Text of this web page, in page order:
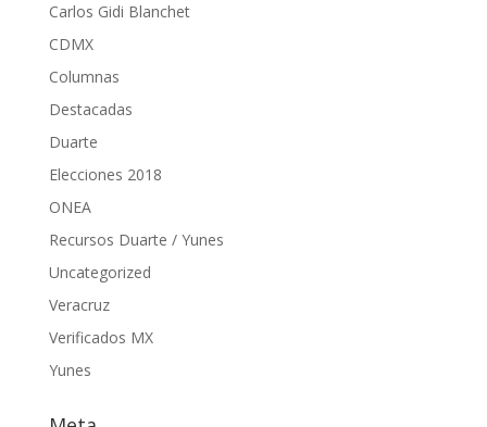
Carlos Gidi Blanchet
CDMX
Columnas
Destacadas
Duarte
Elecciones 2018
ONEA
Recursos Duarte / Yunes
Uncategorized
Veracruz
Verificados MX
Yunes